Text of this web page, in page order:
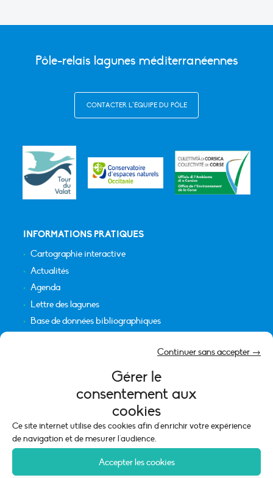
Gérer le
consentement aux
cookies
Ce site internet utilise des cookies afin d'enrichir votre expérience
de navigation et de mesurer l'audience.
Accepter les cookies
Continuer sans accepter →
Pôle-relais lagunes méditerranéennes
CONTACTER L’ÉQUIPE DU PÔLE
INFORMATIONS PRATIQUES
Cartographie interactive
Actualités
Agenda
Lettre des lagunes
Base de données bibliographiques
Mentions légales
Politique de cookies (UE)